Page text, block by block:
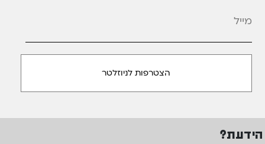
הידעת?